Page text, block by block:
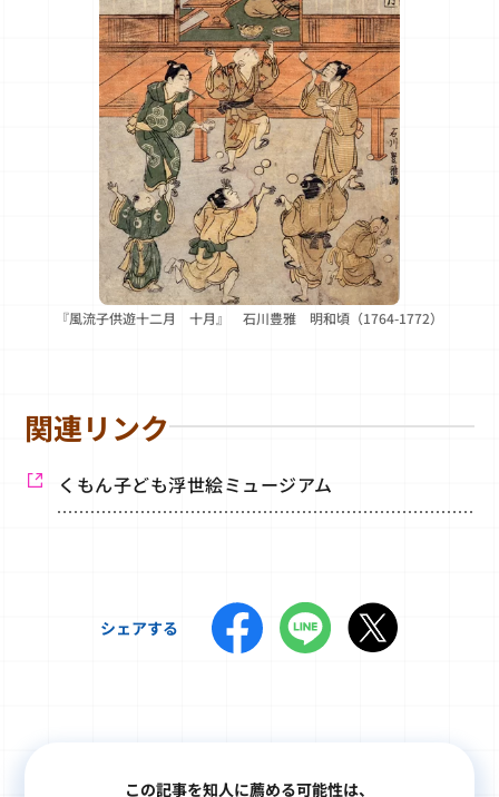
『風流子供遊十二月 十月』 石川豊雅 明和頃（1764-1772）
関連リンク
くもん子ども浮世絵ミュージアム
シェアする
この記事を知人に薦める可能性は、